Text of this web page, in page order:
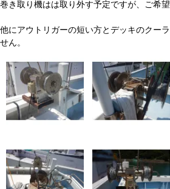
巻き取り機はは取り外す予定ですが、ご希
他にアウトリガーの短い方とデッキのクー
せん。